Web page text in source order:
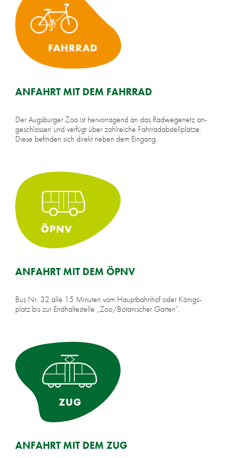
AN­FAHRT MIT DEM FAHR­RAD
Der Augs­bur­ger Zoo ist her­vor­ra­gend an das Rad­we­ge­netz an­
ge­schlos­sen und ver­fügt über zahl­rei­che Fahr­rad­ab­stell­plät­ze.
Die­se be­fin­den sich di­rekt ne­ben dem Ein­gang.
AN­FAHRT MIT DEM ÖPNV
Bus Nr. 32 alle 15 Mi­nu­ten vom Haupt­bahn­hof oder Kö­nigs­
platz bis zur End­hal­te­stel­le „Zoo/Botanischer Gar­ten“.
AN­FAHRT MIT DEM ZUG